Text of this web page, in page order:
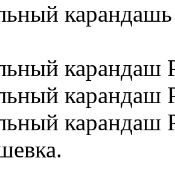
карандаш
карандаш
карандаш